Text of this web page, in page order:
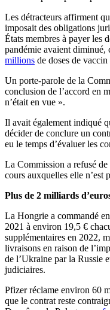
Les détracteurs affirment
imposait des obligations
États membres à payer les
pandémie avaient diminué,
millions de doses de
Un porte-parole de la
conclusion de l’accord en
n’était en vue ».
Il avait également indiqué
décider de conclure un
eu le temps d’évaluer les
La Commission a refusé
cours auxquelles elle n’est
Plus de 2 milliards
La Hongrie a commandé
2021 à environ 19,5 €
supplémentaires en 2022,
livraisons en raison de
de l’Ukraine par la Russie
judiciaires.
Pfizer réclame environ 60
que le contrat reste